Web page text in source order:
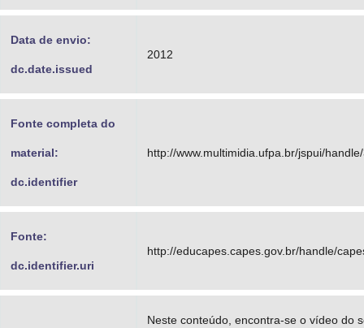
Data de envio:
dc.date.issued
2012
Fonte completa do
material:
dc.identifier
http://www.multimidia.ufpa.br/jspui/
Fonte:
dc.identifier.uri
http://educapes.capes.gov.br/handle/
Neste conteúdo, encontra-se o vídeo do